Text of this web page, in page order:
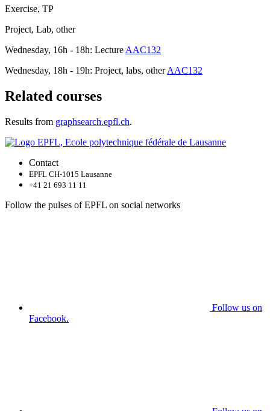
Exercise, TP
Project, Lab, other
Wednesday, 16h - 18h: Lecture AAC132
Wednesday, 18h - 19h: Project, labs, otherAAC132
Related courses
Results from graphsearch.epfl.ch.
Contact
EPFL CH-1015 Lausanne
+41 21 693 11 11
Follow the pulses of EPFL on social networks
Follow us on
Facebook.